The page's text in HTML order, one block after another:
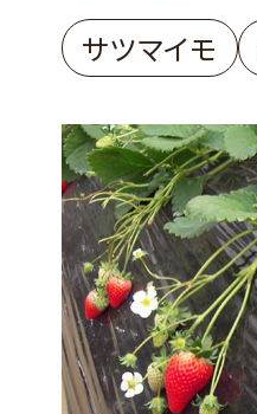
サツマイモ